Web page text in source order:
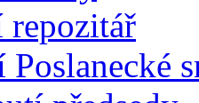
Poslanecké